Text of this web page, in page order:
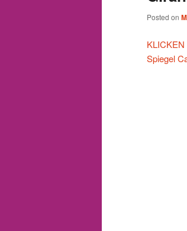
Posted on
Spiegel